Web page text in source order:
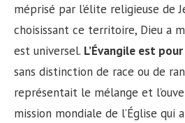
méprisé par l’élite religieuse de
choisissant ce territoire, Dieu a
est universel. L’Évangile est
sans distinction de race ou de
représentait le mélange et
mission mondiale de l’Église